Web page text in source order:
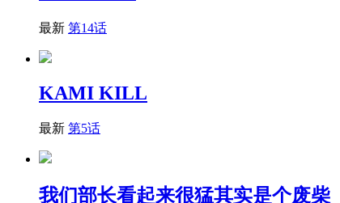
最新 第14话
KAMI KILL
最新 第5话
我们部长看起来很猛其实是个废柴